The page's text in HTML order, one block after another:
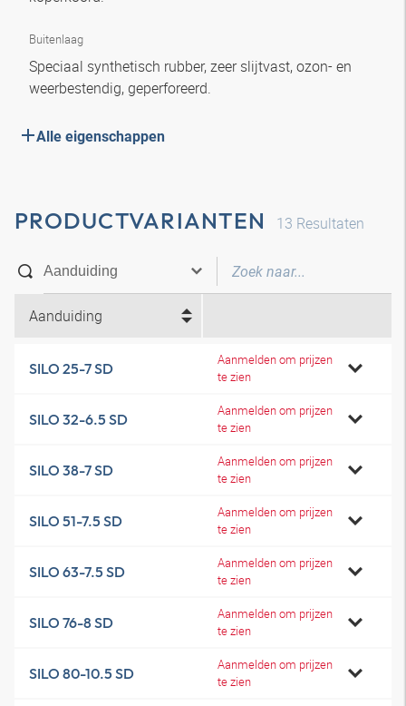
Buitenlaag
Speciaal synthetisch rubber, zeer slijtvast, ozon- en
weerbestendig, geperforeerd.
Alle eigenschappen
PRODUCTVARIANTEN 13 Resultaten
Aanduiding
SILO 25-7 SD
Aanmelden om prijzen
te zien
SILO 32-6.5 SD
Aanmelden om prijzen
te zien
SILO 38-7 SD
Aanmelden om prijzen
te zien
SILO 51-7.5 SD
Aanmelden om prijzen
te zien
SILO 63-7.5 SD
Aanmelden om prijzen
te zien
SILO 76-8 SD
Aanmelden om prijzen
te zien
SILO 80-10.5 SD
Aanmelden om prijzen
te zien